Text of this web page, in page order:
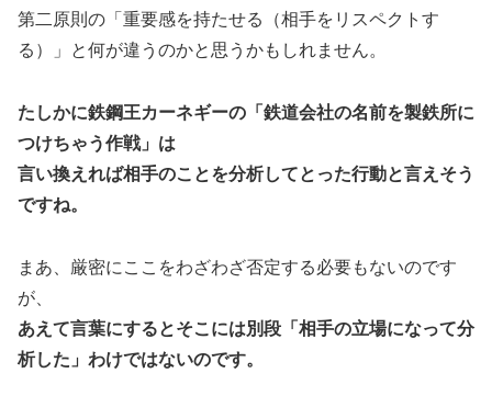
第二原則の「重要感を持たせる（相手をリスペクトす
る）」と何が違うのかと思うかもしれません。
たしかに鉄鋼王カーネギーの「鉄道会社の名前を製鉄所に
つけちゃう作戦」は
言い換えれば相手のことを分析してとった行動と言えそう
ですね。
まあ、厳密にここをわざわざ否定する必要もないのです
が、
あえて言葉にするとそこには別段「相手の立場になって分
析した」わけではないのです。